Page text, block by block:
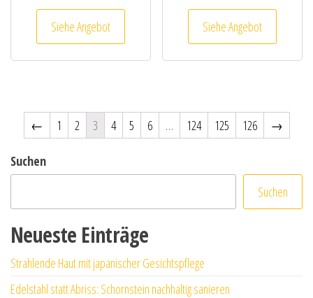
Siehe Angebot Siehe Angebot
← 1 2 3 4 5 6 … 124 125 126 →
Suchen
Suchen
Neueste Einträge
Strahlende Haut mit japanischer Gesichtspflege
Edelstahl statt Abriss: Schornstein nachhaltig sanieren